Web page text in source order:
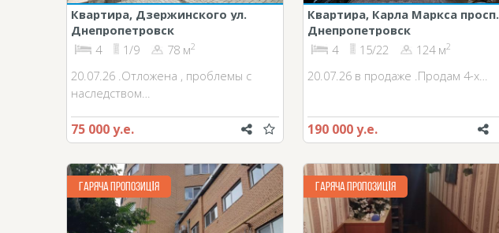
Квартира, Дзержинского ул.
Днепропетровск
4
1/9 78 м2
20.07.26 .Отложена , проблемы с
наследством…
75 000 у.е.
Квартира, Карла Маркса просп.
Днепропетровск
4
15/22 124 м2
20.07.26 в продаже .Продам 4-х…
190 000 у.е.
ГАРЯЧА ПРОПОЗИЦІЯ ГАРЯЧА ПРОПОЗИЦІЯ